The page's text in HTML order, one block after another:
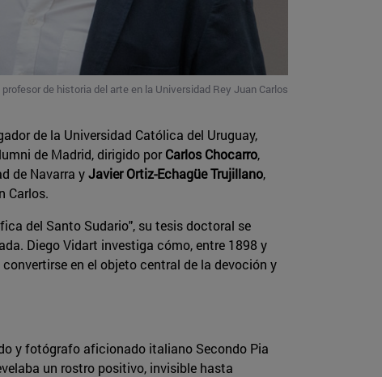
de historia del arte en la Universidad Rey Juan Carlos
de la Universidad Católica del Uruguay,
de Madrid, dirigido porCarlos Chocarro,
de Navarra yJavier Ortiz-Echagüe Trujillano,
Carlos.
del Santo Sudario", su tesis doctoral se
Diego Vidart investiga cómo, entre 1898 y
en el objeto central de la devoción y
y fotógrafo aficionado italiano Secondo Pia
un rostro positivo, invisible hasta